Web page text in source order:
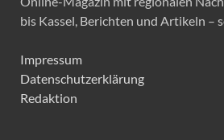
bis Kassel, Berichten und Artikeln –
Impressum
Datenschutzerklärung
Redaktion